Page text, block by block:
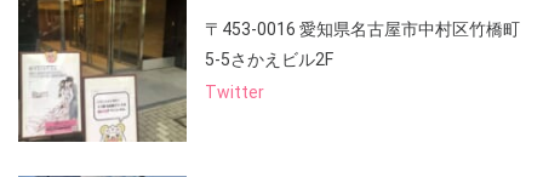
〒453-0016 愛知県名古屋市中村区竹橋町
5-5さかえビル2F
Twitter